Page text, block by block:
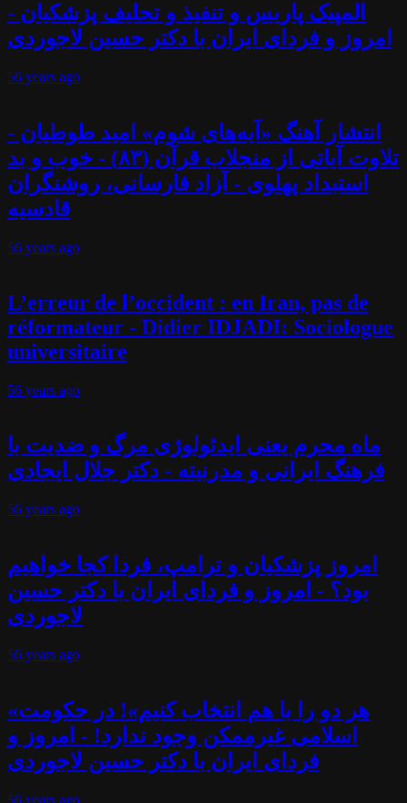
المپیک پاریس و تنفیذ و تحلیف پزشکیان -
امروز و فردای ایران با دکتر حسین لاجوردی
56 years ago
انتشار آهنگ «آیه‌های شوم» امید طوطیان -
تلاوت آیاتی از منجلاب قرآن (۸۳) - خوب و بد
استبداد پهلوی - آزاد فارسانی، روشنگران
قادسیه
56 years ago
L’erreur de l’occident : en Iran, pas de
réformateur - Didier IDJADI: Sociologue
universitaire
56 years ago
ماه محرم یعنی ایدئولوژی مرگ و ضدیت با
فرهنگ ایرانی و مدرنیته - دکتر جلال ایجادی
56 years ago
امروز پزشکیان و ترامپ، فردا کجا خواهیم
بود؟ - امروز و فردای ایران با دکتر حسین
لاجوردی
56 years ago
«هر دو را با هم انتخاب کنیم»! در حکومت
اسلامی غیرممکن وجود ندارد! - امروز و
فردای ایران با دکتر حسین لاجوردی
56 years ago